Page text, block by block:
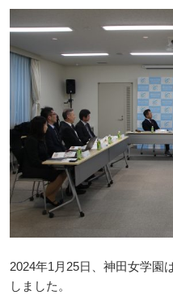
2024年1月25日、神田女学園
しました。